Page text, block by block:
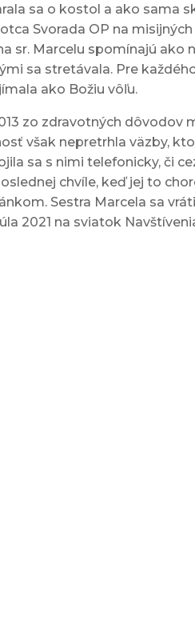
sa o kostol a ako sama
Svorada OP na
sr. Marcelu spomínajú ako
sa stretávala. Pre
ako Božiu vôľu.
zo zdravotných dôvodov
však nepretrhla väzby,
sa s nimi telefonicky, či
chvíle, keď jej to
Sestra Marcela sa
2021 na sviatok